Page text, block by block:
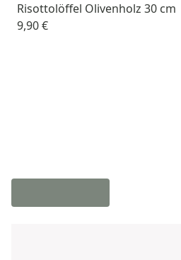
Risottolöffel Olivenholz 30 cm
9,90 €